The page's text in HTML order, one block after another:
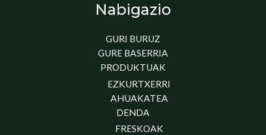
Nabigazio
GURI BURUZ
GURE BASERRIA
PRODUKTUAK
EZKURTXERRI
AHUAKATEA
DENDA
FRESKOAK